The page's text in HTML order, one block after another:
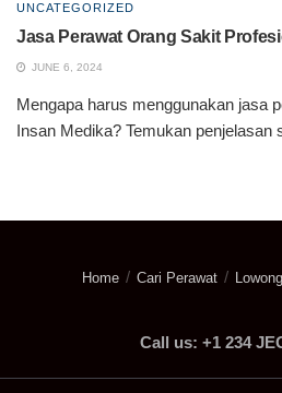
UNCATEGORIZED
Jasa Perawat Orang Sakit
JUNE 6, 2024
Mengapa harus menggunakan jasa
Insan Medika? Temukan penjelasan
Home Cari Perawat
Call us: +1 234